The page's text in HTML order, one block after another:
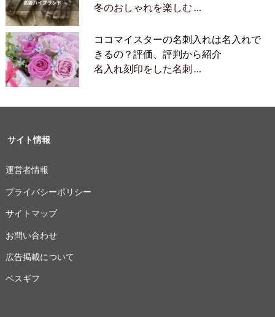
冬のおしゃれを楽しむ …
ココマイスターの名刺入れは名入れで
きるの？評価、評判から紹介
名入れ刻印をした名刺 …
サイト情報
運営者情報
プライバシーポリシー
サイトマップ
お問い合わせ
広告掲載について
ベスギフ